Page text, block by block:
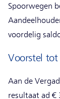
Spoorwegen
voordelig
Voorstel tot
Aan de
resultaat ad €